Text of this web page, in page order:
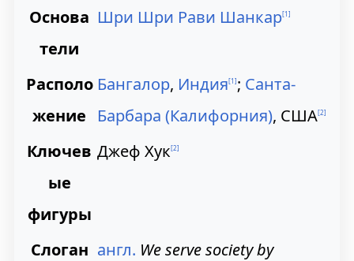
Основа
тели
Шри Шри Рави Шанкар[1]
Располо
жение
Бангалор, Индия[1]; Санта-
Барбара (Калифорния), США[2]
Ключев
ые
фигуры
Джеф Хук[2]
Слоган англ. We serve society by